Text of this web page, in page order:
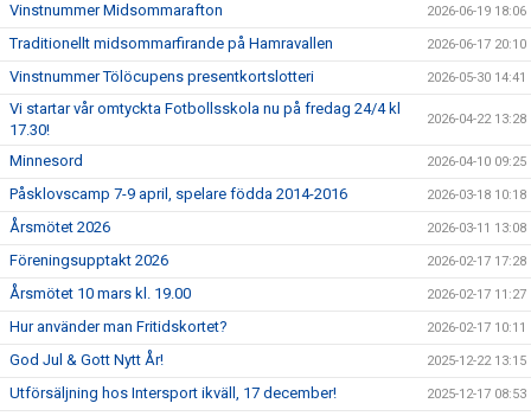
Vinstnummer Midsommarafton 2026-06-19 18:06
Traditionellt midsommarfirande på Hamravallen 2026-06-17 20:10
Vinstnummer Tölöcupens presentkortslotteri 2026-05-30 14:41
Vi startar vår omtyckta Fotbollsskola nu på fredag 24/4 kl
17.30!
2026-04-22 13:28
Minnesord 2026-04-10 09:25
Påsklovscamp 7-9 april, spelare födda 2014-2016 2026-03-18 10:18
Årsmötet 2026 2026-03-11 13:08
Föreningsupptakt 2026 2026-02-17 17:28
Årsmötet 10 mars kl. 19.00 2026-02-17 11:27
Hur använder man Fritidskortet? 2026-02-17 10:11
God Jul & Gott Nytt År! 2025-12-22 13:15
Utförsäljning hos Intersport ikväll, 17 december! 2025-12-17 08:53